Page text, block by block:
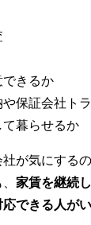
できるか
や保証会社ト
て暮らせるか
が気にする
家賃を継続
できる人が